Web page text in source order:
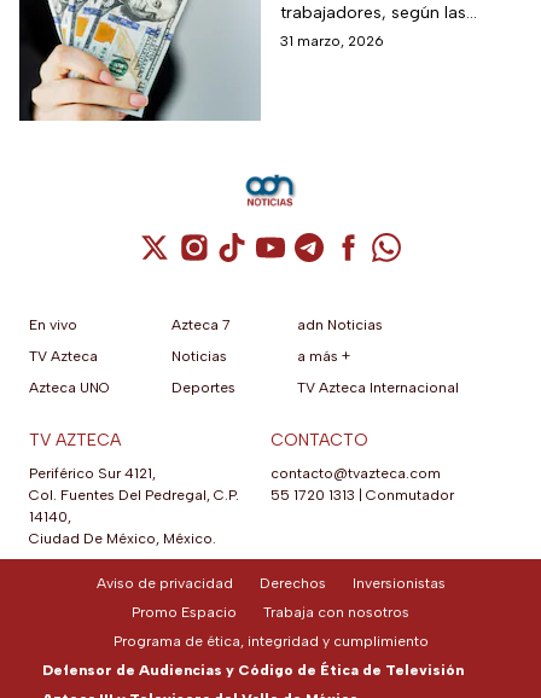
trabajadores, según las
autoridades locales. Conoce
31 marzo, 2026
Cuenta de X / Twitter (se abre en una
Cuenta de Instagram (se abre en una
Cuenta de TikTok (se abre en
Cuenta de YouTube (se abre
Cuenta de Telegram (se
Cuenta de
Cuenta de
En vivo
TV Azteca
Azteca UNO
Azteca 7
Noticias
Deportes
adn Noticias
a más +
TV Azteca Internacional
TV AZTECA
Periférico Sur 4121,
Col. Fuentes Del Pedregal, C.P.
14140,
Ciudad De México, México.
CONTACTO
contacto@tvazteca.com
55 1720 1313
Conmutador
Aviso de privacidad Derechos
Inversionistas
Promo Espacio
Trabaja con nosotros
Programa de ética, integridad y cumplimiento
Defensor de Audiencias y Código de Ética de Televisión